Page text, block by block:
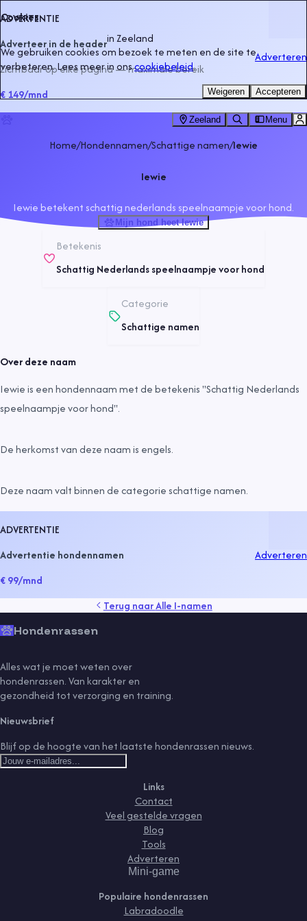
ADVERTENTIE
Adverteer in de headerinZeeland
Zichtbaar op elke pagina — maximale bereik
€ 149/mnd
Adverteren
Zeeland Menu
Home/Hondennamen/Schattige namen/Iewie
Iewie
Iewie betekent schattig nederlands speelnaampje voor hond.
Mijn hond heet Iewie
Betekenis
Schattig Nederlands speelnaampje voor hond
Categorie
Schattige namen
Over deze naam
Iewie is een hondennaam met de betekenis "Schattig Nederlands
speelnaampje voor hond".
De herkomst van deze naam is engels.
Deze naam valt binnen de categorieschattige namen.
ADVERTENTIE
Advertentie hondennamen
€ 99/mnd
Adverteren
Terug naarAlle I-namen
Hondenrassen
Alles wat je moet weten over
hondenrassen. Van karakter en
gezondheid tot verzorging en training.
Nieuwsbrief
Blijf op de hoogte van het laatste hondenrassen nieuws.
Links
Contact
Veel gestelde vragen
Blog
Tools
Adverteren
Mini-game
Populaire hondenrassen
Labradoodle
Cookies
We gebruiken cookies om bezoek te meten en de site te
verbeteren. Lees meer in onscookiebeleid.
Weigeren Accepteren